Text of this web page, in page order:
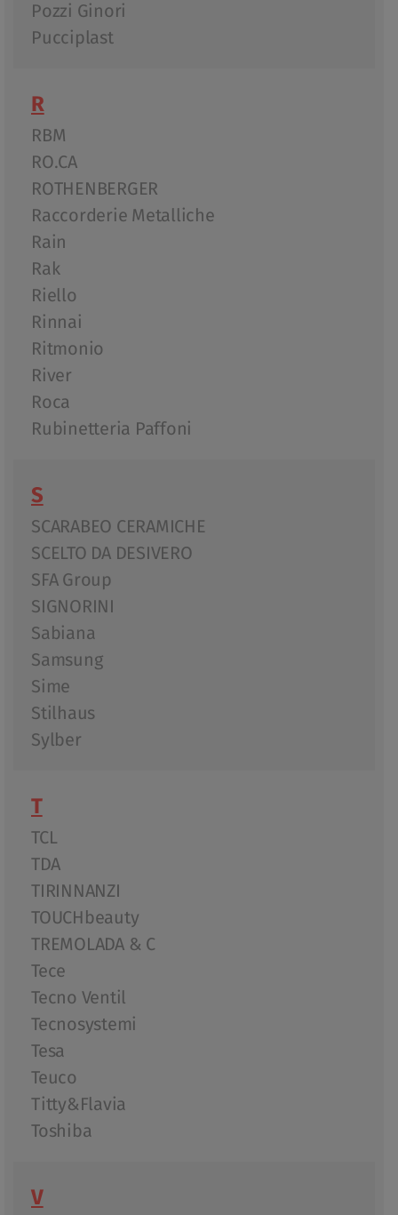
Pozzi Ginori
Pucciplast
R
RBM
RO.CA
ROTHENBERGER
Raccorderie Metalliche
Rain
Rak
Riello
Rinnai
Ritmonio
River
Roca
Rubinetteria Paffoni
S
SCARABEO CERAMICHE
SCELTO DA DESIVERO
SFA Group
SIGNORINI
Sabiana
Samsung
Sime
Stilhaus
Sylber
T
TCL
TDA
TIRINNANZI
TOUCHbeauty
TREMOLADA & C
Tece
Tecno Ventil
Tecnosystemi
Tesa
Teuco
Titty&Flavia
Toshiba
V